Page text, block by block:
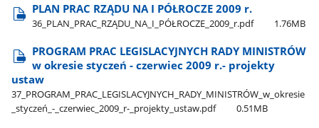
PLAN PRAC RZĄDU NA I PÓŁROCZE 2009 r.
36​_PLAN​_PRAC​_RZĄDU​_NA​_I​_PÓŁROCZE​_2009​_r.pdf 1.76MB
PROGRAM PRAC LEGISLACYJNYCH RADY MINISTRÓW
w okresie styczeń - czerwiec 2009 r.- projekty
ustaw
37​_PROGRAM​_PRAC​_LEGISLACYJNYCH​_RADY​_MINISTRÓW​_w​_okresie​
_styczeń​_-​_czerwiec​_2009​_r-​_projekty​_ustaw.pdf
0.51MB